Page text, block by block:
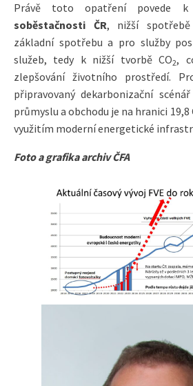
Právě toto opatření povede k
soběstačnosti ČR, nižší
základní spotřebu a pro služby
služeb, tedy k nižší tvorbě CO2,
zlepšování životního prostředí.
připravovaný dekarbonizační
průmyslu a obchodu je na hranici
využitím moderní energetické
Foto a grafika archiv ČFA